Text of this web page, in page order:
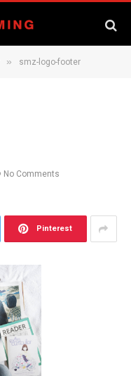
» smz-logo-footer
No Comments
Pinterest